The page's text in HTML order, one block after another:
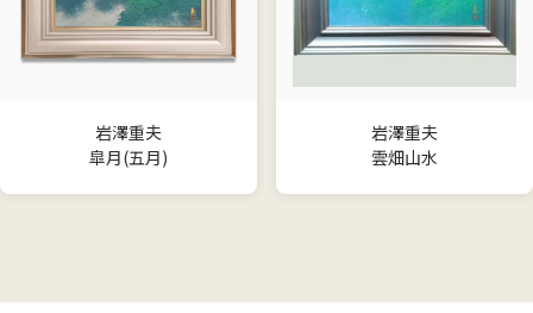
岩澤重夫
皐月(五月)
岩澤重夫
雲畑山水